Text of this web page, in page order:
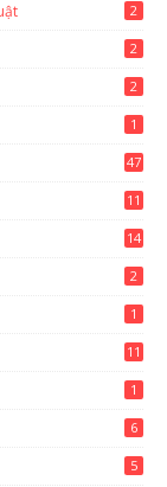
2
2
2
1
47
11
14
2
1
11
1
6
5